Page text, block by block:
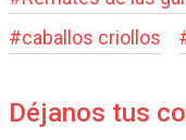
#caballos criollos
Déjanos tus